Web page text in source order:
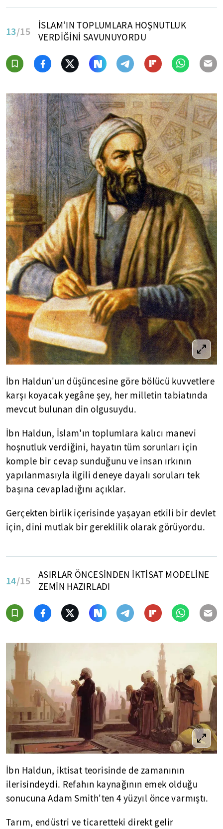
13/15
İSLAM’IN TOPLUMLARA HOŞNUTLUK
VERDİĞİNİ SAVUNUYORDU
İbn Haldun'un düşüncesine göre bölücü kuvvetlere
karşı koyacak yegâne şey, her milletin tabiatında
mevcut bulunan din olgusuydu.
İbn Haldun, İslam'ın toplumlara kalıcı manevi
hoşnutluk verdiğini, hayatın tüm sorunları için
komple bir cevap sunduğunu ve insan ırkının
yapılanmasıyla ilgili deneye dayalı soruları tek
başına cevapladığını açıklar.
Gerçekten birlik içerisinde yaşayan etkili bir devlet
için, dini mutlak bir gereklilik olarak görüyordu.
14/15
ASIRLAR ÖNCESİNDEN İKTİSAT MODELİNE
ZEMİN HAZIRLADI
İbn Haldun, iktisat teorisinde de zamanının
ilerisindeydi. Refahın kaynağının emek olduğu
sonucuna Adam Smith'ten 4 yüzyıl önce varmıştı.
Tarım, endüstri ve ticaretteki direkt gelir